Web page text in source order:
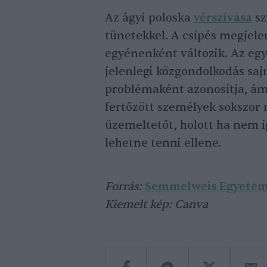
Az ágyi poloska vérszívása
tünetekkel. A csípés
egyénenként változik. Az
jelenlegi közgondolkodás
problémaként azonosítja,
fertőzött személyek sokszor
üzemeltetőt, holott ha nem
lehetne tenni ellene.
Forrás: Semmelweis
Kiemelt kép: Canva